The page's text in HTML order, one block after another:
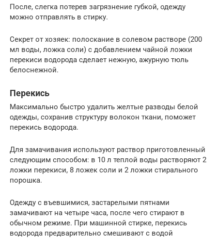
После, слегка потерев загрязнение губкой, одежду
можно отправлять в стирку.
Секрет от хозяек: полоскание в солевом растворе (200
мл воды, ложка соли) с добавлением чайной ложки
перекиси водорода сделает нежную, ажурную тюль
белоснежной.
Перекись
Максимально быстро удалить желтые разводы белой
одежды, сохранив структуру волокон ткани, поможет
перекись водорода.
Для замачивания используют раствор приготовленный
следующим способом: в 10 л теплой воды растворяют 2
ложки перекиси, 8 ложек соли и 2 ложки стирального
порошка.
Одежду с въевшимися, застарелыми пятнами
замачивают на четыре часа, после чего стирают в
обычном режиме. При машинной стирке, перекись
водорода предварительно смешивают с водой